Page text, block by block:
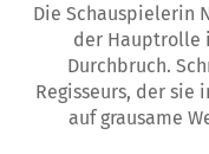
Die Schauspielerin
der Hauptrolle
Durchbruch.
Regisseurs, der sie
auf grausame